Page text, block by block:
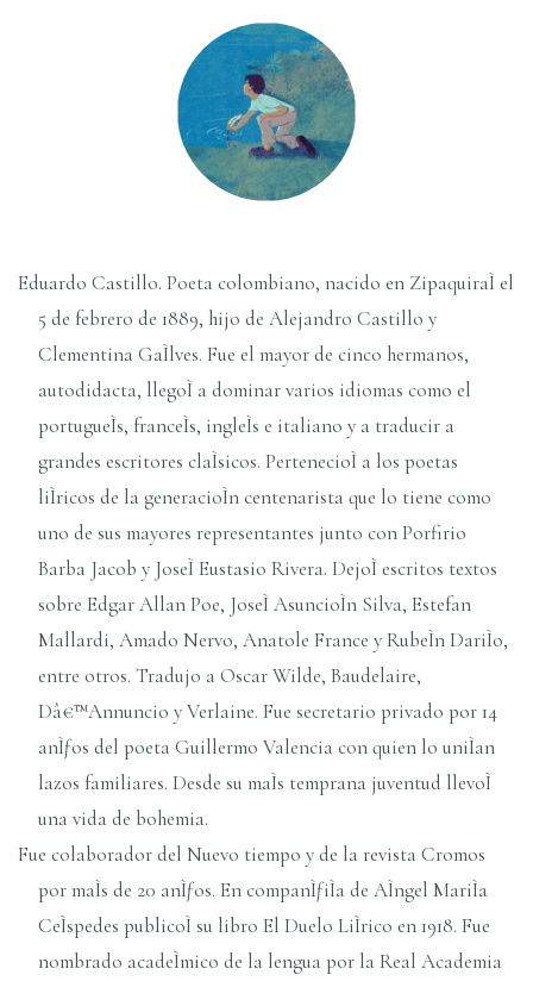
Eduardo Castillo. Poeta colombiano, nacido en ZipaquiraÌ el
5 de febrero de 1889, hijo de Alejandro Castillo y
Clementina GaÌlves. Fue el mayor de cinco hermanos,
autodidacta, llegoÌ a dominar varios idiomas como el
portugueÌs, franceÌs, ingleÌs e italiano y a traducir a
grandes escritores claÌsicos. PertenecioÌ a los poetas
liÌricos de la generacioÌn centenarista que lo tiene como
uno de sus mayores representantes junto con Porfirio
Barba Jacob y JoseÌ Eustasio Rivera. DejoÌ escritos textos
sobre Edgar Allan Poe, JoseÌ AsuncioÌn Silva, Estefan
Mallardi, Amado Nervo, Anatole France y RubeÌn DariÌo,
entre otros. Tradujo a Oscar Wilde, Baudelaire,
Dâ€™Annuncio y Verlaine. Fue secretario privado por 14
anÌƒos del poeta Guillermo Valencia con quien lo uniÌan
lazos familiares. Desde su maÌs temprana juventud llevoÌ
una vida de bohemia.
Fue colaborador del Nuevo tiempo y de la revista Cromos
por maÌs de 20 anÌƒos. En companÌƒiÌa de AÌngel MariÌa
CeÌspedes publicoÌ su libro El Duelo LiÌrico en 1918. Fue
nombrado acadeÌmico de la lengua por la Real Academia